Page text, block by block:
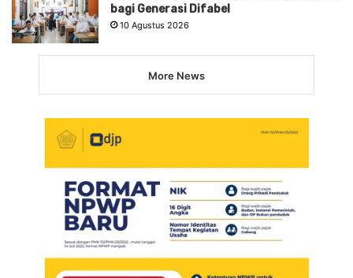
bagi Generasi Difabel
10 Agustus 2026
More News